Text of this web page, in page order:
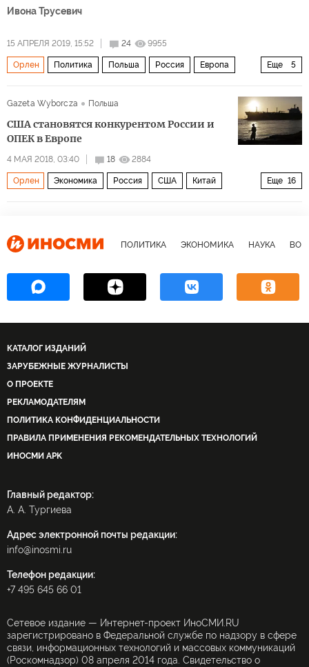
Ивона Трусевич
15 АПРЕЛЯ 2019, 15:52 24 9955
Еще 5
Орлен Политика Польша Россия Европа
Gazeta Wyborcza Польша
США становятся конкурентом России и
ОПЕК в Европе
4 МАЯ 2018, 03:40 18 2884
Еще 16
Орлен Экономика Россия США Китай
Международное энергетическое агентство (МЭА)
Лотос Транснефть газ нефть конкуренция
Вопросы экономики
ПОЛИТИКА ЭКОНОМИКА НАУКА
КАТАЛОГ ИЗДАНИЙ
ЗАРУБЕЖНЫЕ ЖУРНАЛИСТЫ
О ПРОЕКТЕ
РЕКЛАМОДАТЕЛЯМ
ПОЛИТИКА КОНФИДЕНЦИАЛЬНОСТИ
ПРАВИЛА ПРИМЕНЕНИЯ РЕКОМЕНДАТЕЛЬНЫХ ТЕХНОЛОГИЙ
ИНОСМИ APK
Главный редактор:
А. А. Тургиева
Адрес электронной почты редакции:
info@inosmi.ru
Телефон редакции:
+7 495 645 66 01
Сетевое издание — Интернет-проект ИноСМИ.RU
зарегистрировано в Федеральной службе по надзору в сфере
связи, информационных технологий и массовых коммуникаций
(Роскомнадзор) 08 апреля 2014 года. Свидетельство о